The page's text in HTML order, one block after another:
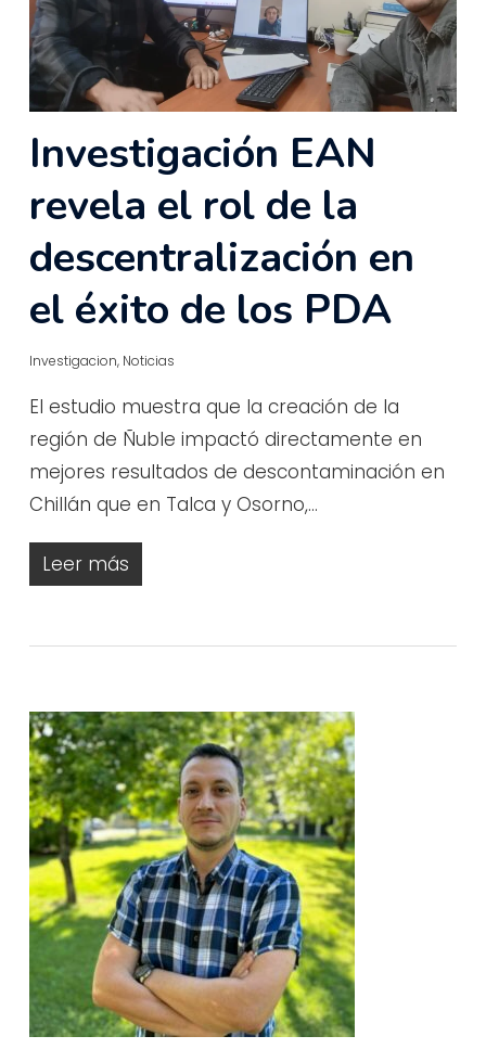
Investigación EAN
revela el rol de la
descentralización en
el éxito de los PDA
Investigacion, Noticias
El estudio muestra que la creación de la
región de Ñuble impactó directamente en
mejores resultados de descontaminación en
Chillán que en Talca y Osorno,…
Leer más